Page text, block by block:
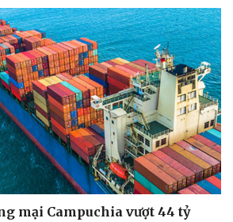
mại Campuchia vượt 44 tỷ